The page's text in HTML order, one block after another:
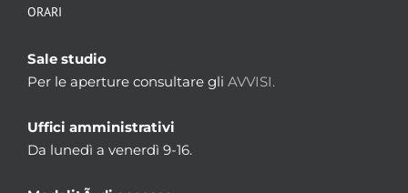
ORARI
Sale studio
Per le aperture consultare gli AVVISI.
Uffici amministrativi
Da lunedì a venerdì 9-16.